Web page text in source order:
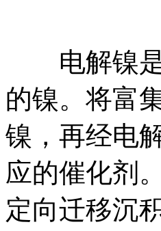
电解镍是
的镍。将富
镍，再经电
应的催化剂
定向迁移沉